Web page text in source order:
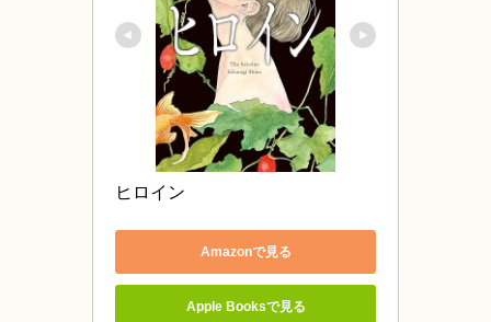
ヒロイン
Amazonで見る
Apple Booksで見る